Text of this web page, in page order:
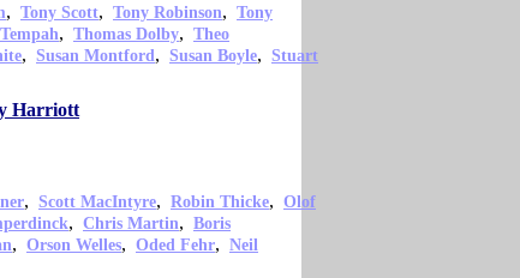
, Tony Scott, Tony Robinson, Tony
, Thomas Dolby, Theo
, Susan Montford, Susan Boyle, Stuart
Harriott
, Scott MacIntyre, Robin Thicke, Olof
, Chris Martin, Boris
, Orson Welles, Oded Fehr, Neil